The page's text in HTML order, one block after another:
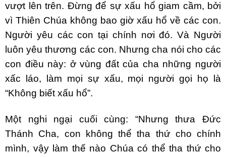
vượt lên trên. Đừng để sự xấu hổ giam cầm, bởi
vì Thiên Chúa không bao giờ xấu hổ về các con.
Người yêu các con tại chính nơi đó. Và Người
luôn yêu thương các con. Nhưng cha nói cho các
con điều này: ở vùng đất của cha những người
xấc láo, làm mọi sự xấu, mọi người gọi họ là
“Không biết xấu hổ”.
Một nghi ngại cuối cùng: “Nhưng thưa Đức
Thánh Cha, con không thể tha thứ cho chính
mình, vậy làm thế nào Chúa có thể tha thứ cho